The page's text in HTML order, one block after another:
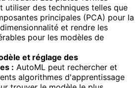
utiliser des techniques telles que
principales (PCA) pour la
et rendre les
pour les modèles de
et réglage des
: AutoML peut rechercher et
algorithmes d'apprentissage